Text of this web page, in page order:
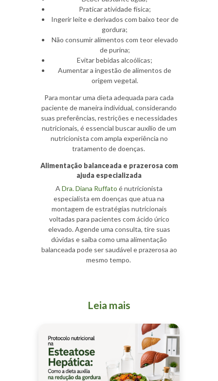
Praticar atividade física;
Ingerir leite e derivados com baixo teor de
gordura;
Não consumir alimentos com teor elevado
de purina;
Evitar bebidas alcoólicas;
Aumentar a ingestão de alimentos de
origem vegetal.
Para montar uma dieta adequada para cada
paciente de maneira individual, considerando
suas preferências, restrições e necessidades
nutricionais, é essencial buscar auxílio de um
nutricionista com ampla experiência no
tratamento de doenças.
Alimentação balanceada e prazerosa com
ajuda especializada
A Dra. Diana Ruffato é nutricionista
especialista em doenças que atua na
montagem de estratégias nutricionais
voltadas para pacientes com ácido úrico
elevado. Agende uma consulta, tire suas
dúvidas e saiba como uma alimentação
balanceada pode ser saudável e prazerosa ao
mesmo tempo.
Leia mais